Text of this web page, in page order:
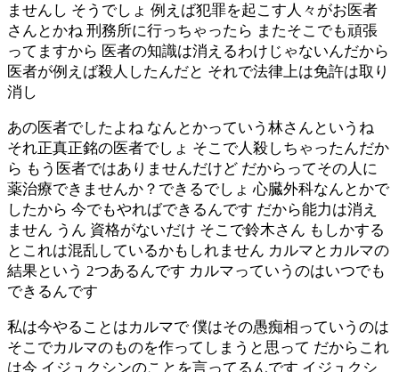
ませんし そうでしょ 例えば犯罪を起こす人々がお医者
さんとかね 刑務所に行っちゃったら またそこでも頑張
ってますから 医者の知識は消えるわけじゃないんだから
医者が例えば殺人したんだと それで法律上は免許は取り
消し
あの医者でしたよね なんとかっていう林さんというね
それ正真正銘の医者でしょ そこで人殺しちゃったんだか
ら もう医者ではありませんだけど だからってその人に
薬治療できませんか？できるでしょ 心臓外科なんとかで
したから 今でもやればできるんです だから能力は消え
ません うん 資格がないだけ そこで鈴木さん もしかする
とこれは混乱しているかもしれません カルマとカルマの
結果という 2つあるんです カルマっていうのはいつでも
できるんです
私は今やることはカルマで 僕はその愚痴相っていうのは
そこでカルマのものを作ってしまうと思って だからこれ
は今 イジュクシンのことを言ってるんです イジュクシ